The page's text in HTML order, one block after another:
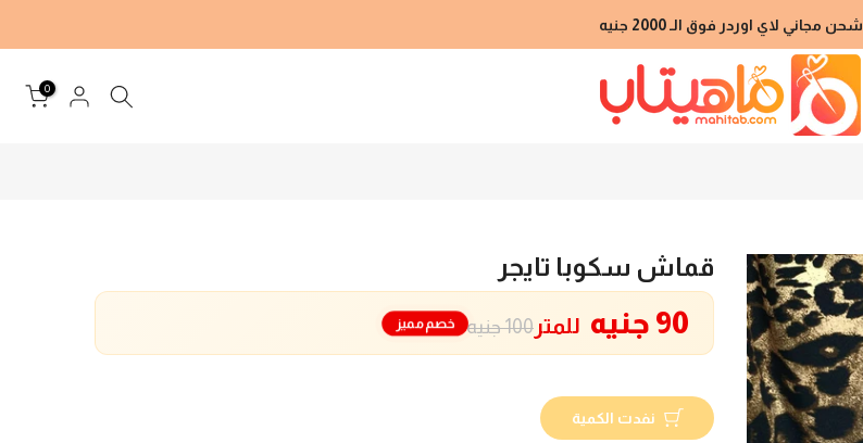
شحن مجاني لاي اوردر فوق الـ 2000 جنيه
0
قماش سكوبا تايجر
100 جنيه 90 جنيه للمتر خصم مميز
نفدت الكمية